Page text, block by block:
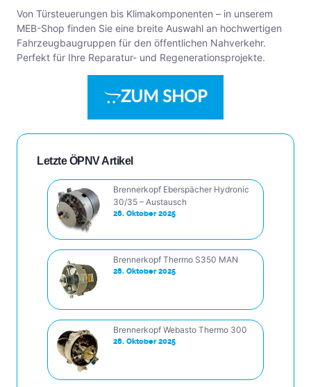
Von Türsteuerungen bis Klimakomponenten – in unserem
MEB-Shop finden Sie eine breite Auswahl an hochwertigen
Fahrzeugbaugruppen für den öffentlichen Nahverkehr.
Perfekt für Ihre Reparatur- und Regenerationsprojekte.
ZUM SHOP
Letzte ÖPNV Artikel
Brennerkopf Eberspächer Hydronic
30/35 – Austausch
28. Oktober 2025
Brennerkopf Thermo S350 MAN
28. Oktober 2025
Brennerkopf Webasto Thermo 300
28. Oktober 2025